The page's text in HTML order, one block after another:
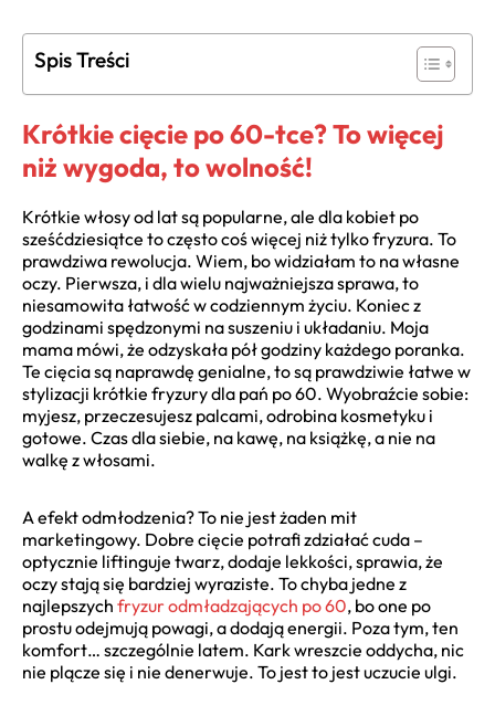
Spis Treści
Krótkie cięcie po 60-tce? To więcej
niż wygoda, to wolność!
Krótkie włosy od lat są popularne, ale dla kobiet po
sześćdziesiątce to często coś więcej niż tylko fryzura. To
prawdziwa rewolucja. Wiem, bo widziałam to na własne
oczy. Pierwsza, i dla wielu najważniejsza sprawa, to
niesamowita łatwość w codziennym życiu. Koniec z
godzinami spędzonymi na suszeniu i układaniu. Moja
mama mówi, że odzyskała pół godziny każdego poranka.
Te cięcia są naprawdę genialne, to są prawdziwie łatwe w
stylizacji krótkie fryzury dla pań po 60. Wyobraźcie sobie:
myjesz, przeczesujesz palcami, odrobina kosmetyku i
gotowe. Czas dla siebie, na kawę, na książkę, a nie na
walkę z włosami.
A efekt odmłodzenia? To nie jest żaden mit
marketingowy. Dobre cięcie potrafi zdziałać cuda –
optycznie liftinguje twarz, dodaje lekkości, sprawia, że
oczy stają się bardziej wyraziste. To chyba jedne z
najlepszych fryzur odmładzających po 60, bo one po
prostu odejmują powagi, a dodają energii. Poza tym, ten
komfort… szczególnie latem. Kark wreszcie oddycha, nic
nie plącze się i nie denerwuje. To jest to jest uczucie ulgi.